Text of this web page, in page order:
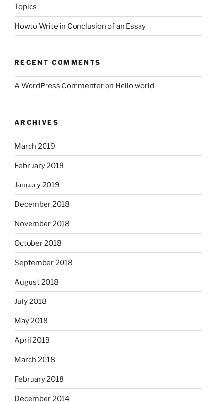
Topics
Howto Write in Conclusion of an Essay
RECENT COMMENTS
A WordPress Commenteron Hello world!
ARCHIVES
March 2019
February 2019
January 2019
December 2018
November 2018
October 2018
September 2018
August 2018
July 2018
May 2018
April 2018
March 2018
February 2018
December 2014